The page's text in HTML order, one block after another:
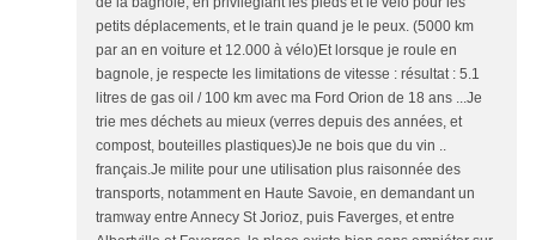
petits déplacements, et le train quand je le peux. (5000 km
par an en voiture et 12.000 à vélo)Et lorsque je roule en
bagnole, je respecte les limitations de vitesse : résultat : 5.1
litres de gas oil / 100 km avec ma Ford Orion de 18 ans ...Je
trie mes déchets au mieux (verres depuis des années, et
compost, bouteilles plastiques)Je ne bois que du vin ..
français.Je milite pour une utilisation plus raisonnée des
transports, notamment en Haute Savoie, en demandant un
tramway entre Annecy St Jorioz, puis Faverges, et entre